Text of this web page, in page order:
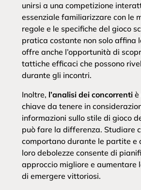
unirsi a una competizione
essenziale familiarizzare con le
regole e le specifiche del gioco
pratica costante non solo affina
offre anche l’opportunità di
tattiche efficaci che possono
durante gli incontri.
Inoltre, l’analisi dei concorrentiè
chiave da tenere in
informazioni sullo stile di gioco
può fare la differenza. Studiare
comportano durante le partite e
loro debolezze consente di
approccio migliore e aumentare
di emergere vittoriosi.